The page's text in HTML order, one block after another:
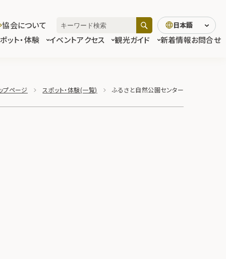
ット・体験 イベントアクセス 観光ガイド 新着情報お問合せ
協会について 日本語
プページ スポット・体験(一覧) ふるさと自然公園センター